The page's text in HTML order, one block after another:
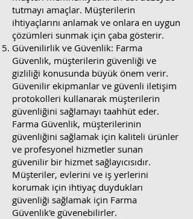
tutmayı amaçlar. Müşterilerin
ihtiyaçlarını anlamak ve onlara en uygun
çözümleri sunmak için çaba gösterir.
Güvenilirlik ve Güvenlik: Farma
Güvenlik, müşterilerin güvenliği ve
gizliliği konusunda büyük önem verir.
Güvenilir ekipmanlar ve güvenli iletişim
protokolleri kullanarak müşterilerin
güvenliğini sağlamayı taahhüt eder.
Farma Güvenlik, müşterilerinin
güvenliğini sağlamak için kaliteli ürünler
ve profesyonel hizmetler sunan
güvenilir bir hizmet sağlayıcısıdır.
Müşteriler, evlerini ve iş yerlerini
korumak için ihtiyaç duydukları
güvenliği sağlamak için Farma
Güvenlik'e güvenebilirler.